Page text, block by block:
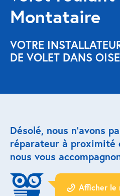
Au-delà de la fenêtre
Réparation store banne
Réparation portail
Modernisation et domotique
Centralisation volets roulants
Motoriser un volet roulant
Montataire
VOTRE
DE VOLET DANS OISE
Désolé, nous n’avons
réparateur à proximité
nous vous
Afficher le